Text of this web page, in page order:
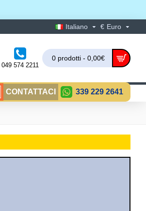
Italiano € Euro
049 574 2211
0 prodotti - 0,00€
CONTATTACI 339 229 2641